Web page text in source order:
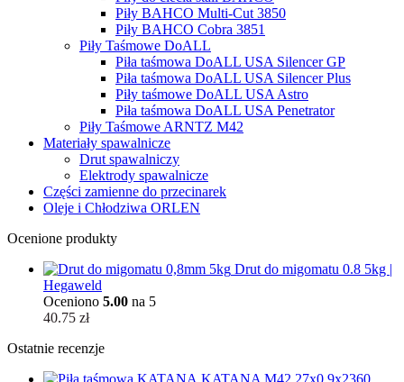
Piły BAHCO Multi-Cut 3850
Piły BAHCO Cobra 3851
Piły Taśmowe DoALL
Piła taśmowa DoALL USA Silencer GP
Piła taśmowa DoALL USA Silencer Plus
Piły taśmowe DoALL USA Astro
Piła taśmowa DoALL USA Penetrator
Piły Taśmowe ARNTZ M42
Materiały spawalnicze
Drut spawalniczy
Elektrody spawalnicze
Części zamienne do przecinarek
Oleje i Chłodziwa ORLEN
Ocenione produkty
Drut do migomatu 0.8 5kg |
Hegaweld
Oceniono 5.00 na 5
40.75 zł
Ostatnie recenzje